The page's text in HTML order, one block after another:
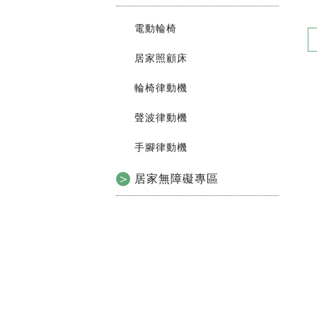
電動輪椅
居家照顧床
輪椅律動機
聲波律動機
手腳律動機
居家無障礙專區